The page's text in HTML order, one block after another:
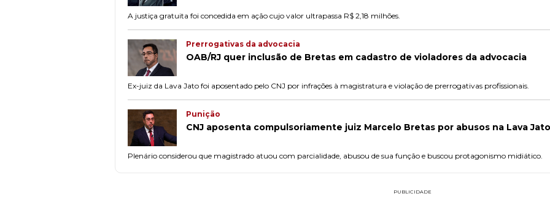
A justiça gratuita foi concedida em ação cujo valor ultrapassa R$ 2,18 milhões.
Prerrogativas da advocacia
OAB/RJ quer inclusão de Bretas em cadastro de violadores da advocacia
Ex-juiz da Lava Jato foi aposentado pelo CNJ por infrações à magistratura e violação de prerrogativas profissionais.
Punição
CNJ aposenta compulsoriamente juiz Marcelo Bretas por abusos na Lava Jato
Plenário considerou que magistrado atuou com parcialidade, abusou de sua função e buscou protagonismo midiático.
PUBLICIDADE